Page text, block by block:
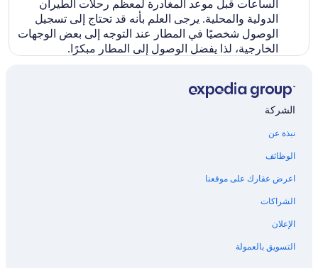
الساعات قبل موعد المغادرة لمعظم رحلات الطيران
الدولية والمحلية. يرجى العلم بأنه قد تحتاج إلى تسجيل
الوصول شخصيًا في المطار عند التوجه إلى بعض الوجهات
الخارجية، لذا يفضل الوصول إلى المطار مبكرًا.
الشركة
نبذة عن
الوظائف
اعرض عقارك على موقعنا
الشراكات
الإعلان
التسويق بالعمولة